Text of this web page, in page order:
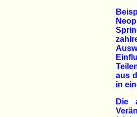
aus
in
Die